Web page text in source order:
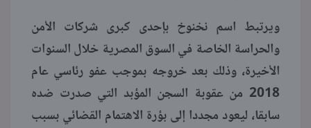
ويرتبط اسم نخنوخ بإحدى كبرى شركات الأمن
والحراسة الخاصة في السوق المصرية خلال السنوات
الأخيرة، وذلك بعد خروجه بموجب عفو رئاسي عام
2018 من عقوبة السجن المؤبد التي صدرت ضده
سابقا، ليعود مجددا إلى بؤرة الاهتمام القضائي بسبب